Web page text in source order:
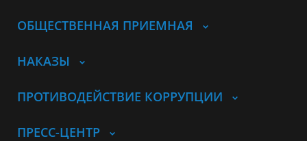
ОБЩЕСТВЕННАЯ ПРИЕМНАЯ
НАКАЗЫ
ПРОТИВОДЕЙСТВИЕ КОРРУПЦИИ
ПРЕСС-ЦЕНТР